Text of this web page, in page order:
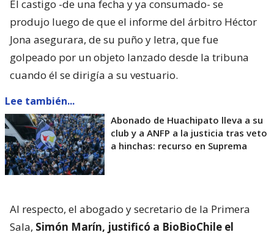
El castigo -de una fecha y ya consumado- se
produjo luego de que el informe del árbitro Héctor
Jona asegurara, de su puño y letra, que fue
golpeado por un objeto lanzado desde la tribuna
cuando él se dirigía a su vestuario.
Lee también...
Abonado de Huachipato lleva a su
club y a ANFP a la justicia tras veto
a hinchas: recurso en Suprema
Al respecto, el abogado y secretario de la Primera
Sala, Simón Marín, justificó a BioBioChile el